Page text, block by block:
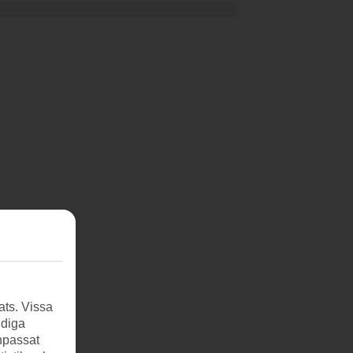
Vissa